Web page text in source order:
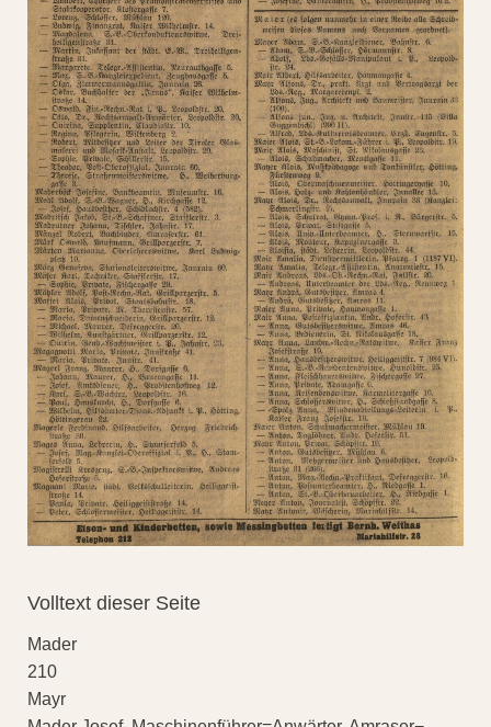
Volltext dieser Seite
Mader
210
Mayr